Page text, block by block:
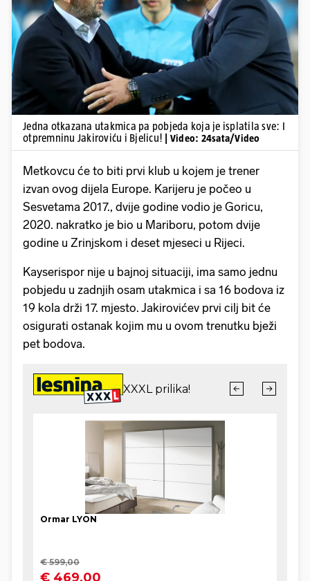
Pokretanje videa...
Jedna otkazana utakmica pa pobjeda koja je isplatila sve: I
otpremninu Jakiroviću i Bjelicu!
| Video: 24sata/Video
Metkovcu će to biti prvi klub u kojem je trener
izvan ovog dijela Europe. Karijeru je počeo u
Sesvetama 2017., dvije godine vodio je Goricu,
2020. nakratko je bio u Mariboru, potom dvije
godine u Zrinjskom i deset mjeseci u Rijeci.
Kayserispor nije u bajnoj situaciji, ima samo jednu
pobjedu u zadnjih osam utakmica i sa 16 bodova iz
19 kola drži 17. mjesto. Jakirovićev prvi cilj bit će
osigurati ostanak kojim mu u ovom trenutku bježi
pet bodova.